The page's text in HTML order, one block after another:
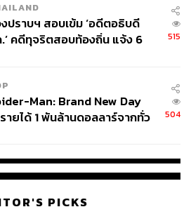
ปราบฯ สอบเข้ม ‘อดีตอธิบดี
คดีทุจริตสอบท้องถิ่น แจ้ง 6
515
Man: Brand New Day
ายได้ 1 พันล้านดอลลาร์จากทั่ว
504
PICKS